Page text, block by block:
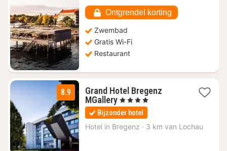
383,79Ontgrendel korting
Zwembad
Gratis Wi-Fi
Restaurant
8.9
Grand Hotel Bregenz
MGallery2
nachten
vanaf
€
, 4 Sterren
Bijzonder hotel
Hotel in Bregenz · 3 km van Lochau